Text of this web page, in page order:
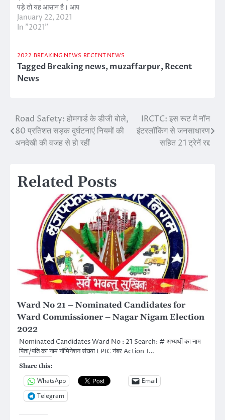
पड़े तो यह आसान है। आप
आसानी से अपने आधार में बदलाव
कर सकते हैं, वो भी ऑनलाइन।
January 22, 2021
In "2021"
2022 BREAKING NEWS RECENT NEWS
TaggedBreaking news,muzaffarpur,Recent
News
Post
navigation
Road Safety: होमगार्ड के डीजी बोले,
80 प्रतिशत सड़क दुर्घटनाएं नियमों की
अनदेखी की वजह से हो रहीं
IRCTC: इस रूट में नॉन
इंटरलॉकिंग से जनसाधारण
सहित 21 ट्रेनें रद्द
Related Posts
Ward No 21 – Nominated Candidates for
Ward Commissioner – Nagar Nigam Election
2022
Nominated Candidates Ward No : 21 Search: # अभ्यर्थी का नाम
पिता/पति का नाम नॉमिनेशन संख्या EPIC नंबर Action 1…
Share this:
WhatsApp
Email
Telegram